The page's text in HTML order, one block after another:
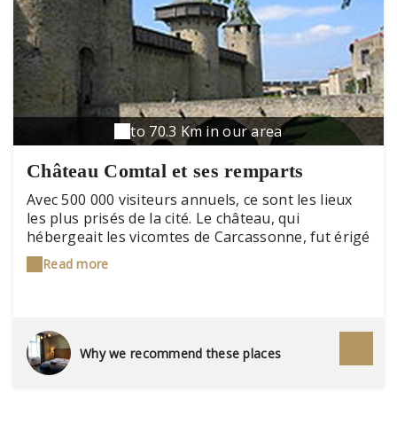
to 70.3 Km in our area
Château Comtal et ses remparts
Avec 500 000 visiteurs annuels, ce sont les lieux
les plus prisés de la cité. Le château, qui
hébergeait les vicomtes de Carcassonne, fut érigé
au XIIème siècle. Quant aux remparts, il s'agit
d'une double enceinte dont une partie date de
Read more
Why we recommend these places